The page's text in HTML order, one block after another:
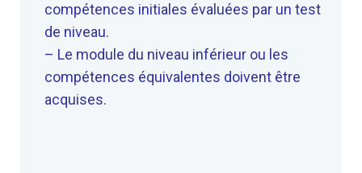
compétences initiales évaluées par un test
de niveau.
– Le module du niveau inférieur ou les
compétences équivalentes doivent être
acquises.